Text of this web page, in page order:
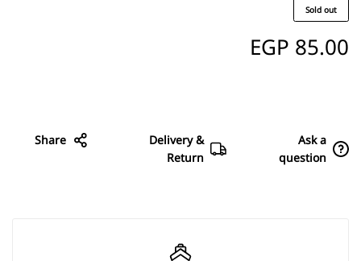
Sold out
EGP 85.00
Ask a
question
Delivery &
Return
Share